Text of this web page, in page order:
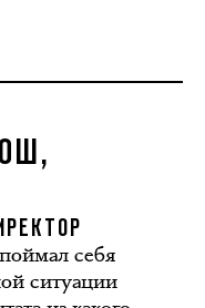
себя
ситуации